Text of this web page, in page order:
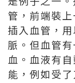
管，前端裝
插入血管，
脈。但血管
血。血液有
能，例如受了